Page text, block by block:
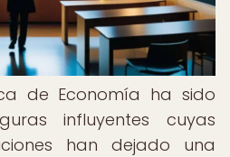
de Economía ha sido
influyentes cuyas
han dejado una